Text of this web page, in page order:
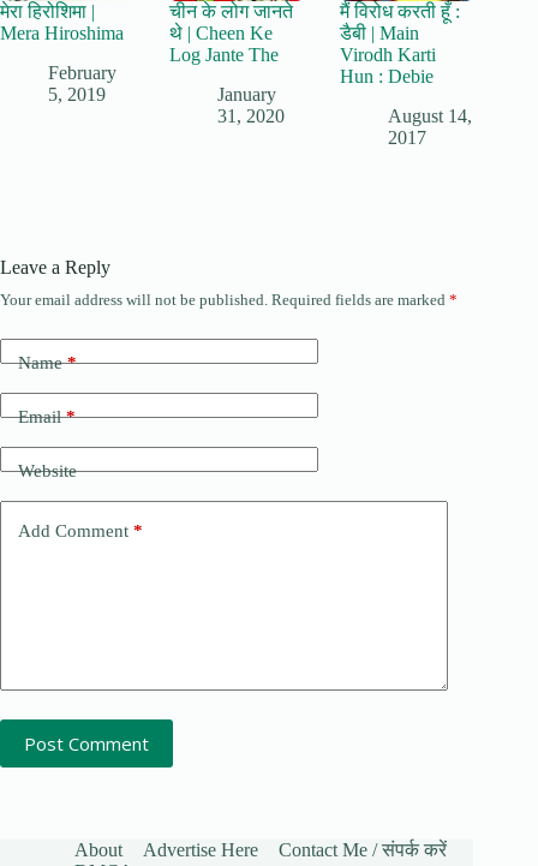
मेरा हिरोशिमा |
Mera Hiroshima
February
5, 2019
चीन के लोग जानते
थे | Cheen Ke
Log Jante The
January
31, 2020
मैं विरोध करती हूँ :
डैबी | Main
Virodh Karti
Hun : Debie
August 14,
2017
Leave a Reply
Your email address will not be published. Required fields are marked *
Name*
Email*
Website
Add Comment *
Post Comment
About Advertise Here
Contact Me / संपर्क करें